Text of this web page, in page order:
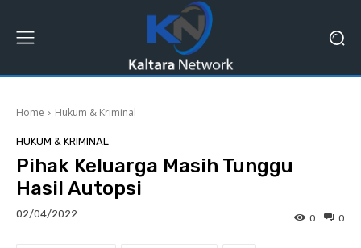
Home Hukum & Kriminal
HUKUM & KRIMINAL
Pihak Keluarga Masih Tunggu
Hasil Autopsi
02/04/2022 0
0